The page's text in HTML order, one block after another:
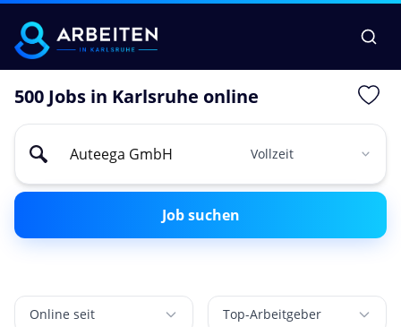
500 Jobs in Karlsruhe online
Job suchen
Online seit Top-Arbeitgeber